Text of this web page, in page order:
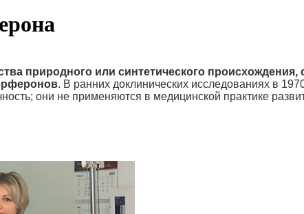
природного или синтетического
. В ранних доклинических исследованиях в
они не применяются в медицинской практике